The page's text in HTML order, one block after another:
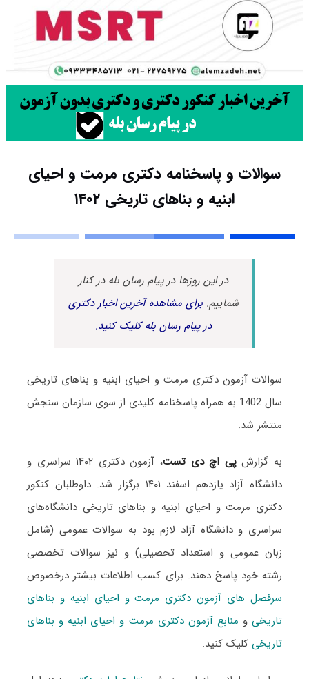
سوالات و پاسخنامه دکتری مرمت و احیای
ابنیه و بناهای تاریخی ۱۴۰۲
در این روزها در پیام رسان بله در کنار
شماییم.برای مشاهده آخرین اخبار دکتری
در پیام رسان بله کلیک کنید.
سوالات آزمون دکتری مرمت و احیای ابنیه و بناهای تاریخی
سال 1402 به همراه پاسخنامه کلیدی از سوی سازمان سنجش
منتشر شد.
به گزارشپی اچ دی تست
، آزمون دکتری ۱۴۰۲ سراسری و
دانشگاه آزاد یازدهم اسفند ۱۴۰۱ برگزار شد. داوطلبان کنکور
دکتری مرمت و احیای ابنیه و بناهای تاریخی دانشگاه‌های
سراسری و دانشگاه آزاد لازم بود به سوالات عمومی (شامل
زبان عمومی و استعداد تحصیلی) و نیز سوالات تخصصی
رشته خود پاسخ دهند. برای کسب اطلاعات بیشتر درخصوص
سرفصل های آزمون دکتری مرمت و احیای ابنیه و بناهای
تاریخیو منابع آزمون دکتری مرمت و احیای ابنیه و بناهای
تاریخیکلیک کنید.